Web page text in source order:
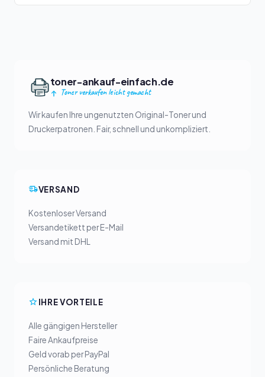
toner-ankauf-einfach.de
Toner verkaufen leicht gemacht
Wir kaufen Ihre ungenutzten Original-Toner und
Druckerpatronen. Fair, schnell und unkompliziert.
VERSAND
Kostenloser Versand
Versandetikett per E-Mail
Versand mit DHL
IHRE VORTEILE
Alle gängigen Hersteller
Faire Ankaufpreise
Geld vorab per PayPal
Persönliche Beratung